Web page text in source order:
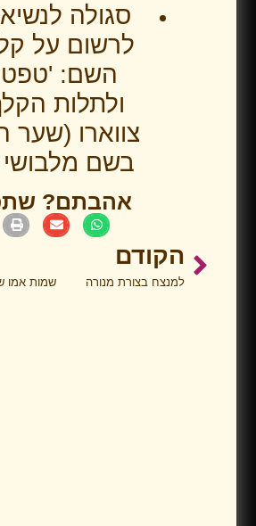
סגולה
לרשום על
השם:
ולתלות
צווארו (שער
בשם
אהבתם?
הקודם
למנצח בצורת מנורה